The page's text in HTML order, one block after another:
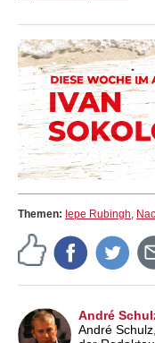
Themen: Iepe Rubingh
André
André